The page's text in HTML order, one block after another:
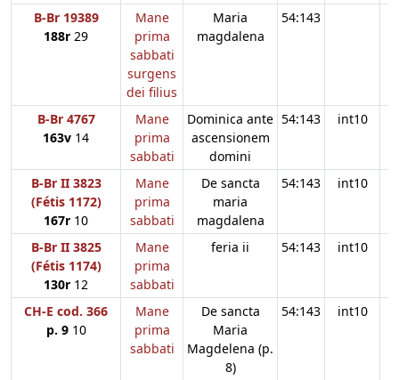
B-Br 19389
188r 29
Mane
prima
sabbati
surgens
dei filius
Maria
magdalena
54:143
B-Br 4767
163v 14
Mane
prima
sabbati
Dominica ante
ascensionem
domini
54:143 int10
B-Br II 3823
(Fétis 1172)
167r 10
Mane
prima
sabbati
De sancta
maria
magdalena
54:143 int10
B-Br II 3825
(Fétis 1174)
130r 12
Mane
prima
sabbati
feria ii 54:143 int10
CH-E cod. 366
p. 910
Mane
prima
sabbati
De sancta
Maria
Magdelena (p.
8)
54:143 int10